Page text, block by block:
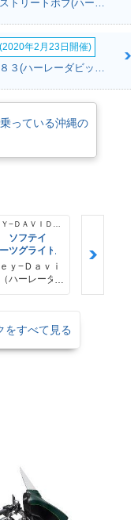
年2月23日開催)
っている沖縄の
ソフテイ
ツグライド
ｙ−Ｄａｖｉ
ハーレーダ
をすべて見る